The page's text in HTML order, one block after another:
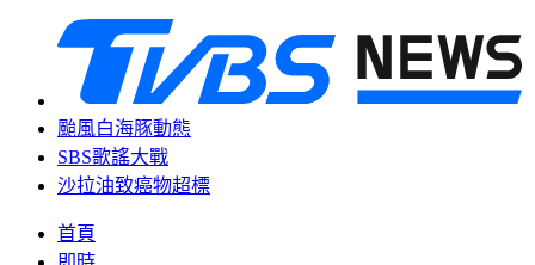
颱風白海豚動態
SBS歌謠大戰
沙拉油致癌物超標
首頁